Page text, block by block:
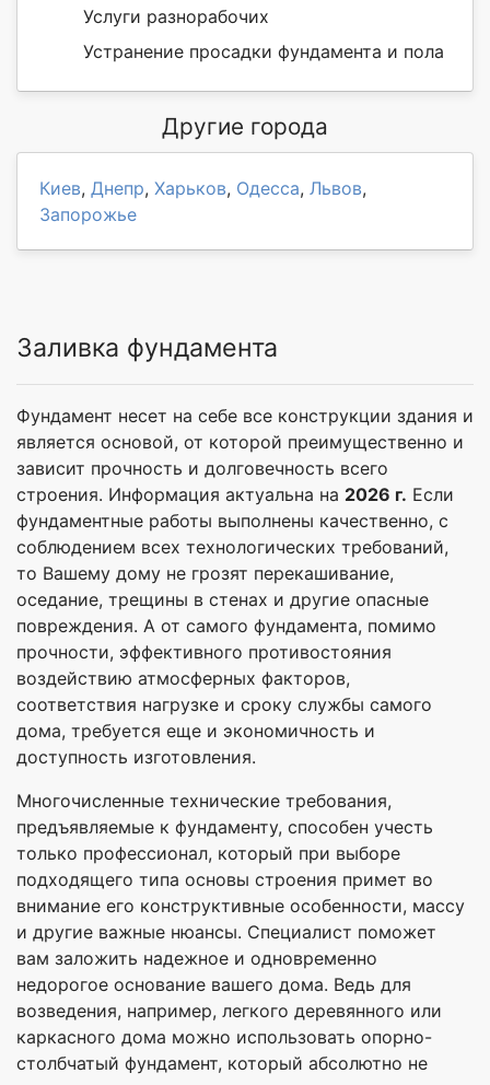
Услуги разнорабочих
Устранение просадки фундамента и пола
Другие города
Киев, Днепр, Харьков, Одесса, Львов,
Запорожье
Заливка фундамента
Фундамент несет на себе все конструкции здания и
является основой, от которой преимущественно и
зависит прочность и долговечность всего
строения. Информация актуальна на 2026 г. Если
фундаментные работы выполнены качественно, с
соблюдением всех технологических требований,
то Вашему дому не грозят перекашивание,
оседание, трещины в стенах и другие опасные
повреждения. А от самого фундамента, помимо
прочности, эффективного противостояния
воздействию атмосферных факторов,
соответствия нагрузке и сроку службы самого
дома, требуется еще и экономичность и
доступность изготовления.
Многочисленные технические требования,
предъявляемые к фундаменту, способен учесть
только профессионал, который при выборе
подходящего типа основы строения примет во
внимание его конструктивные особенности, массу
и другие важные нюансы. Специалист поможет
вам заложить надежное и одновременно
недорогое основание вашего дома. Ведь для
возведения, например, легкого деревянного или
каркасного дома можно использовать опорно-
столбчатый фундамент, который абсолютно не